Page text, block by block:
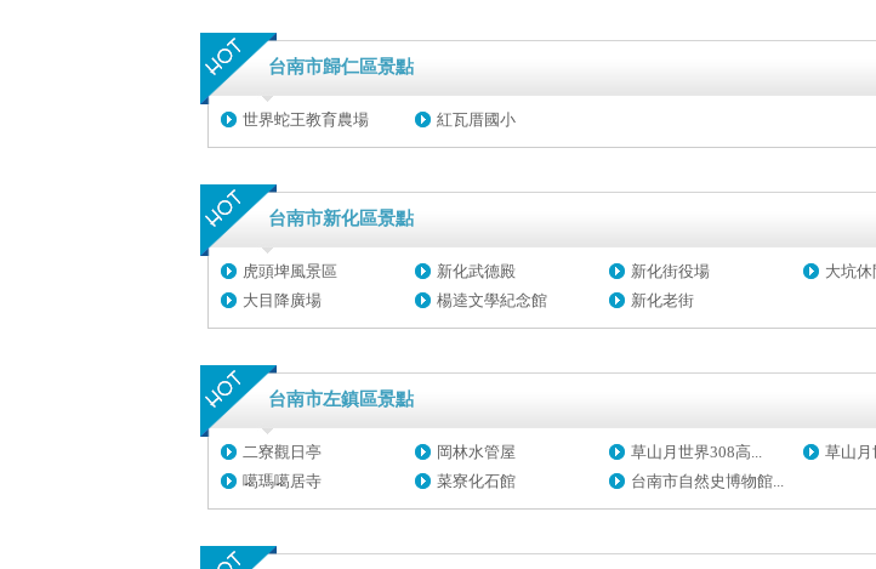
台南市歸仁區景點
世界蛇王教育農場 紅瓦厝國小
台南市新化區景點
虎頭埤風景區 新化武德殿 新化街役場
大坑
大目降廣場
楊逵文學紀念館 新化老街
台南市左鎮區景點
二寮觀日亭 岡林水管屋 草山月世界308高...
草山月
噶瑪噶居寺
菜寮化石館 台南市自然史博物館...